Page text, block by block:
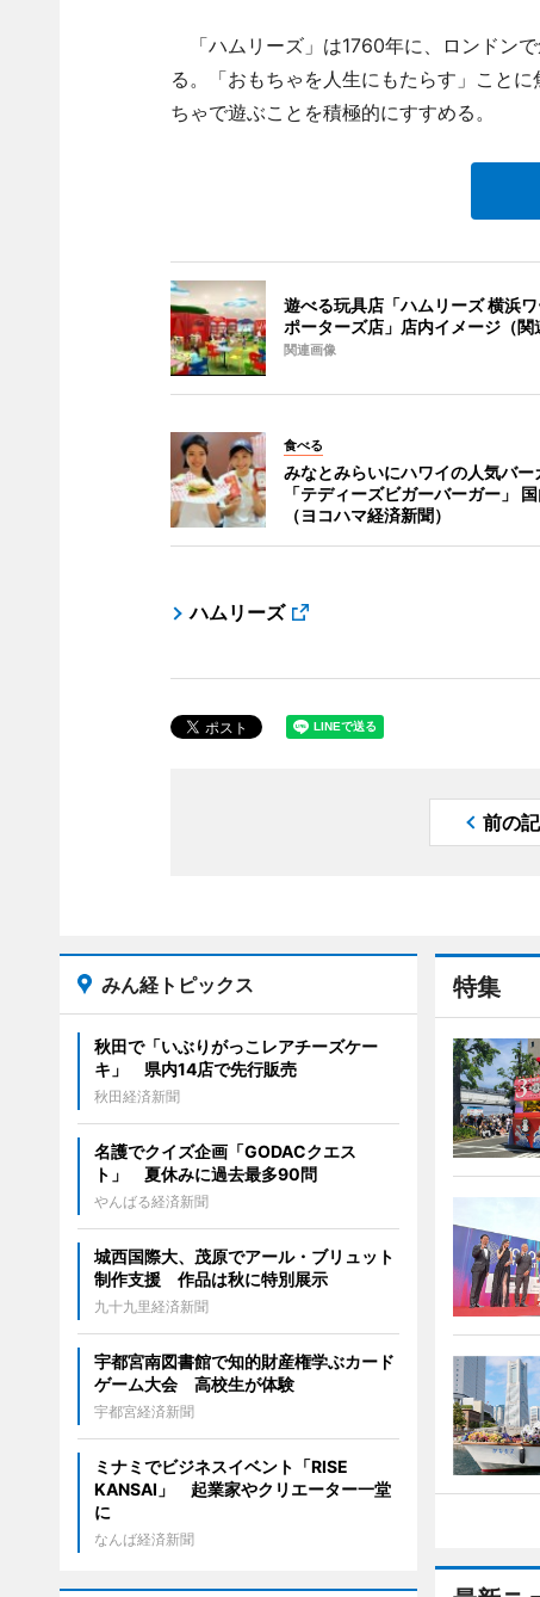
「ハムリーズ」は1760年に、ロンドン
る。「おもちゃを人生にもたらす」こと
ちゃで遊ぶことを積極的にすすめる。
遊べる玩具店「ハムリーズ 横浜
ポーターズ店」店内イメージ（関
関連画像
食べる
みなとみらいにハワイの人気バー
「テディーズビガーバーガー」
（ヨコハマ経済新聞）
ハムリーズ
前の
特集
みん経トピックス
秋田で「いぶりがっこレアチーズケー
キ」 県内14店で先行販売
秋田経済新聞
名護でクイズ企画「GODACクエス
ト」 夏休みに過去最多90問
やんばる経済新聞
城西国際大、茂原でアール・ブリュット
制作支援 作品は秋に特別展示
九十九里経済新聞
宇都宮南図書館で知的財産権学ぶカード
ゲーム大会 高校生が体験
宇都宮経済新聞
ミナミでビジネスイベント「RISE
KANSAI」 起業家やクリエーター一堂
に
なんば経済新聞